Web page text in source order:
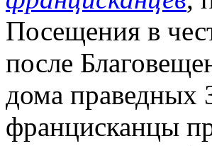
Посещения в
после
дома праведных
францисканцы